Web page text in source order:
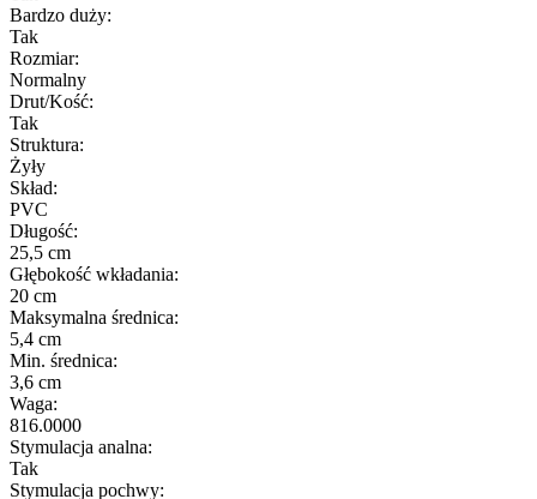
Bardzo duży:
Tak
Rozmiar:
Normalny
Drut/Kość:
Tak
Struktura:
Żyły
Skład:
PVC
Długość:
25,5 cm
Głębokość wkładania:
20 cm
Maksymalna średnica:
5,4 cm
Min. średnica:
3,6 cm
Waga:
816.0000
Stymulacja analna:
Tak
Stymulacja pochwy: